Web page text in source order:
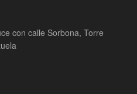
con calle Sorbona, Torre